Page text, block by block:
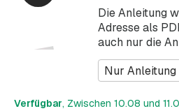
Die Anleitung
Adresse als
auch nur die
Nur Anleitung
Verfügbar, Zwischen 10.08 und